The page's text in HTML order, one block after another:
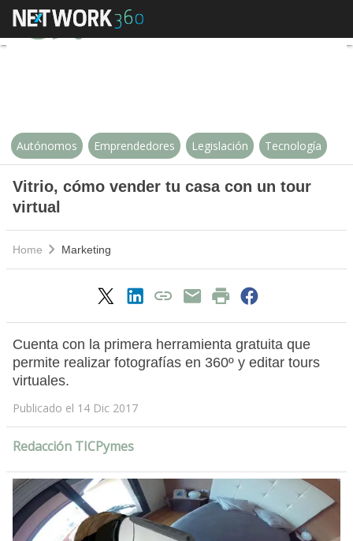
Vitrio, cómo vender tu casa con
Autónomos Emprendedores Legislación Tecnología
Vitrio, cómo vender tu casa con un tour
virtual
Home Marketing
Cuenta con la primera herramienta gratuita que
permite realizar fotografías en 360º y editar tours
virtuales.
Publicado el 14 Dic 2017
Redacción TICPymes